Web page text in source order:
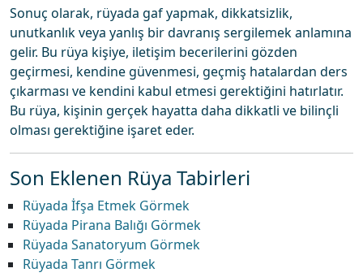
Sonuç olarak, rüyada gaf yapmak, dikkatsizlik,
unutkanlık veya yanlış bir davranış sergilemek anlamına
gelir. Bu rüya kişiye, iletişim becerilerini gözden
geçirmesi, kendine güvenmesi, geçmiş hatalardan ders
çıkarması ve kendini kabul etmesi gerektiğini hatırlatır.
Bu rüya, kişinin gerçek hayatta daha dikkatli ve bilinçli
olması gerektiğine işaret eder.
Son Eklenen Rüya Tabirleri
Rüyada İfşa Etmek Görmek
Rüyada Pirana Balığı Görmek
Rüyada Sanatoryum Görmek
Rüyada Tanrı Görmek